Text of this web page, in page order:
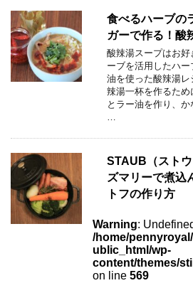
食べるハーブの
ガーで作る！酸
酸辣湯スープはお
ーブを活用したハ
油を使った酸辣湯
辣湯一杯を作るた
とラー油を作り、
…
STAUB（スト
ズマリーで煮込
トフの作り方
Warning:
/home/
ublic_html/wp-
content/themes/
on line 569